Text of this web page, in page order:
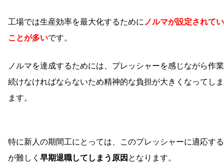
工場では生産効率を最大化するためにノルマが設定されて
ことが多いです。
ノルマを達成するためには、プレッシャーを感じながら作
続けなければならないため精神的な負担が大きくなってし
ます。
特に新人の期間工にとっては、このプレッシャーに適応す
が難しく 早期退職してしまう原因となります。